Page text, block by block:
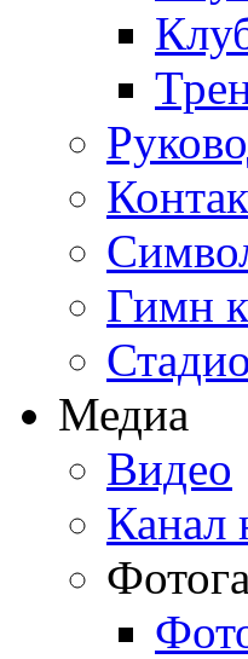
Гимн
Медиа
Видео
Канал